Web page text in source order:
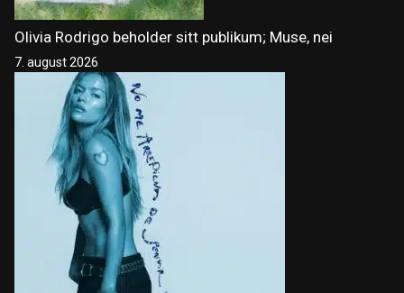
Olivia Rodrigo beholder sitt publikum; Muse, nei
7. august 2026